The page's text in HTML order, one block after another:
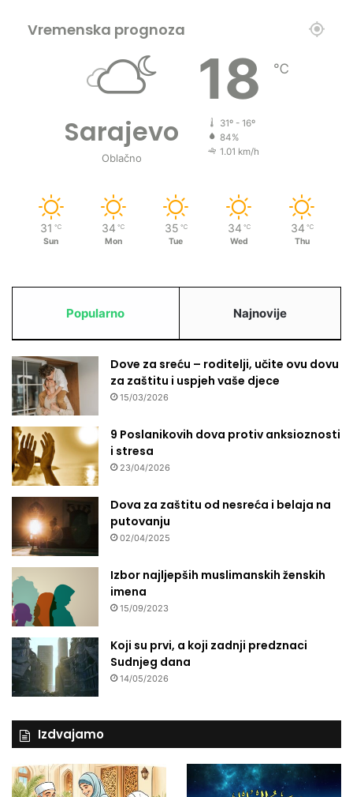
Vremenska prognoza
Sarajevo
Oblačno
18 ℃
31º - 16º
84%
1.01 km/h
31 ℃
Sun
34 ℃
Mon
35 ℃
Tue
34 ℃
Wed
34 ℃
Thu
Popularno Najnovije
Dove za sreću – roditelji, učite ovu dovu
za zaštitu i uspjeh vaše djece
15/03/2026
9 Poslanikovih dova protiv anksioznosti
i stresa
23/04/2026
Dova za zaštitu od nesreća i belaja na
putovanju
02/04/2025
Izbor najljepših muslimanskih ženskih
imena
15/09/2023
Koji su prvi, a koji zadnji predznaci
Sudnjeg dana
14/05/2026
Izdvajamo